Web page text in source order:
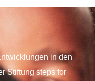
in den
Stiftung steps for